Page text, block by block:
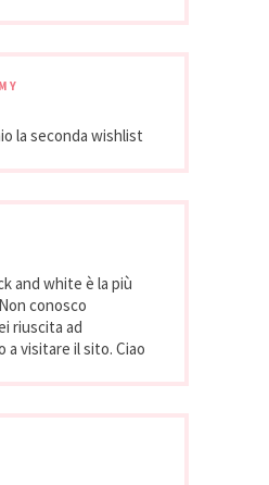
la seconda wishlist
and white è la più
conosco
riuscita ad
a visitare il sito. Ciao